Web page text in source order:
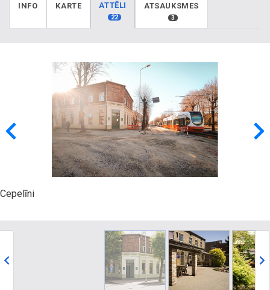
INFO KARTE ATTĒLI
22
ATSAUKSMES
3
Cepelīni